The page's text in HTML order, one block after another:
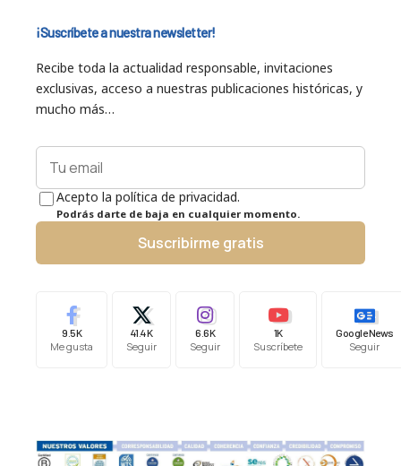
¡Suscríbete a nuestra newsletter!
Recibe toda la actualidad responsable, invitaciones
exclusivas, acceso a nuestras publicaciones históricas, y
mucho más…
Acepto la política de privacidad.
Podrás darte de baja en cualquier momento.
Suscribirme gratis
9.5K
Me gusta
41.4K
Seguir
6.6K
Seguir
1K
Suscríbete
Google News
Seguir